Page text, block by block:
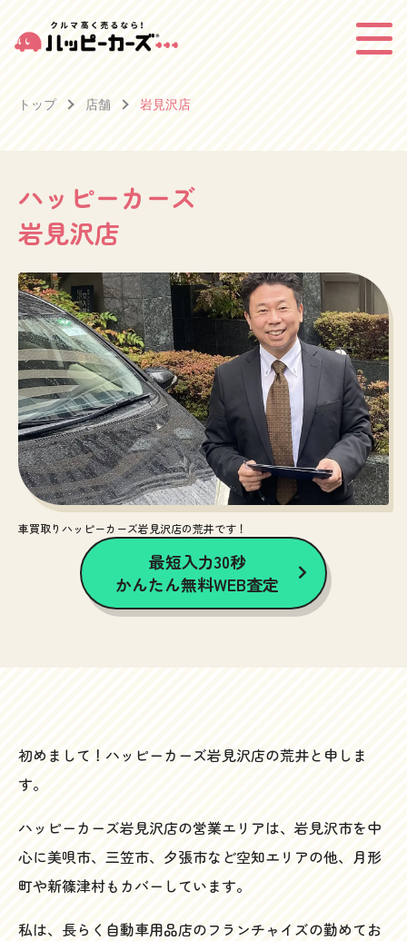
トップ 店舗 岩見沢店
ハッピーカーズ
岩見沢店
最短入力30秒
かんたん無料WEB査定
車買取りハッピーカーズ岩見沢店の荒井です！
初めまして！ハッピーカーズ岩見沢店の荒井と申しま
す。
ハッピーカーズ岩見沢店の営業エリアは、岩見沢市を中
心に美唄市、三笠市、夕張市など空知エリアの他、月形
町や新篠津村もカバーしています。
私は、長らく自動車用品店のフランチャイズの勤めてお